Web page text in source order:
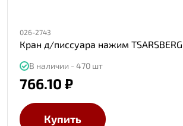
026-2743
Кран д/писсуара нажим
В наличии - 470 шт
766.10 ₽
Купить